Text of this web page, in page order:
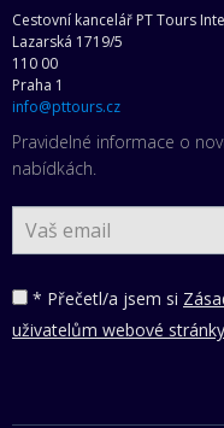
Cestovní kancelář PT Tours
Lazarská 1719/5
110 00
Praha 1
info@pttours.cz
Pravidelné informace o
nabídkách.
* Přečetl/a jsem si
uživatelům webové stránky